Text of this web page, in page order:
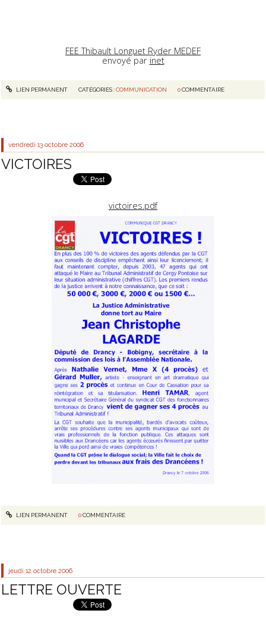
FEE Thibault Longuet Ryder MEDEF
envoyé par inet
LIEN PERMANENT CATÉGORIES :COMMUNICATION 0COMMENTAIRE
vendredi 13 octobre 2006
VICTOIRES
victoires.pdf
LIEN PERMANENT 0COMMENTAIRE
jeudi 12 octobre 2006
LETTRE OUVERTE